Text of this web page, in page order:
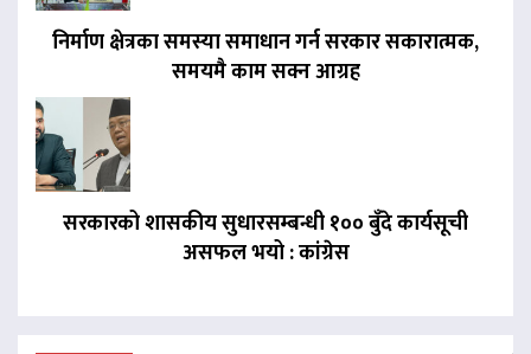
निर्माण क्षेत्रका समस्या समाधान गर्न सरकार सकारात्मक,
समयमै काम सक्न आग्रह
सरकारको शासकीय सुधारसम्बन्धी १०० बुँदे कार्यसूची
असफल भयो : कांग्रेस